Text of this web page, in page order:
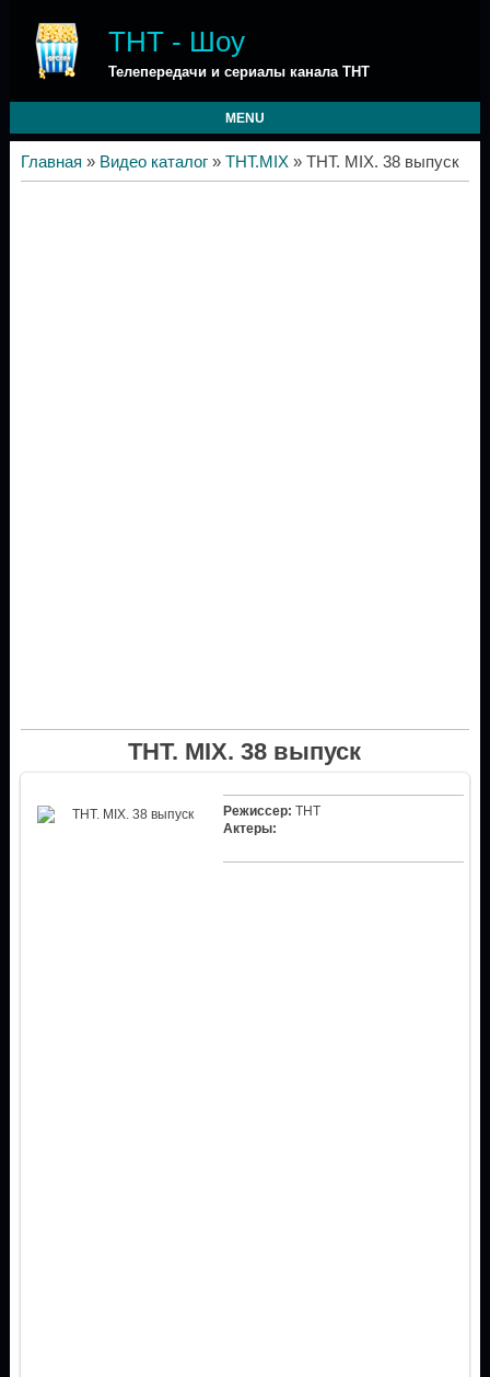
ТНТ - Шоу
Телепередачи и сериалы канала ТНТ
MENU
Главная » Видео каталог» ТНТ.MIX» ТНТ. MIX. 38 выпуск
ТНТ. MIX. 38 выпуск
Режиссер: ТНТ
Актеры: